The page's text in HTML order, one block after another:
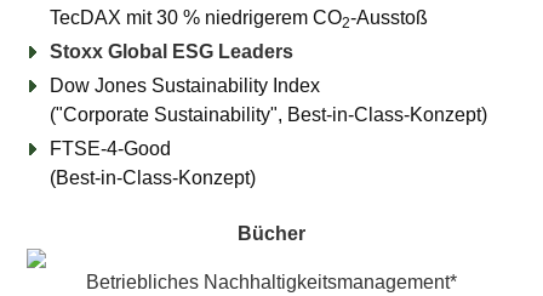
TecDAX mit 30 % niedrigerem CO2-Ausstoß
Stoxx Global ESG Leaders
Dow Jones Sustainability Index
("Corporate Sustainability", Best-in-Class-Konzept)
FTSE-4-Good
(Best-in-Class-Konzept)
Bücher
Betriebliches Nachhaltigkeitsmanagement*